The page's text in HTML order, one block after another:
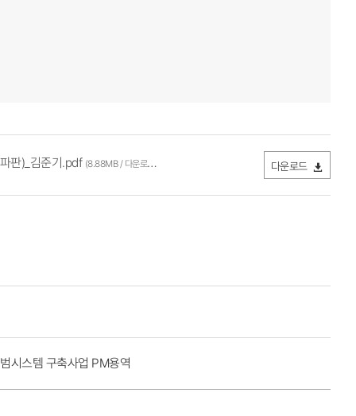
판)_김준기.pdf (8.88MB / 다운로드 400회) 다운로드
시스템 구축사업 PM용역